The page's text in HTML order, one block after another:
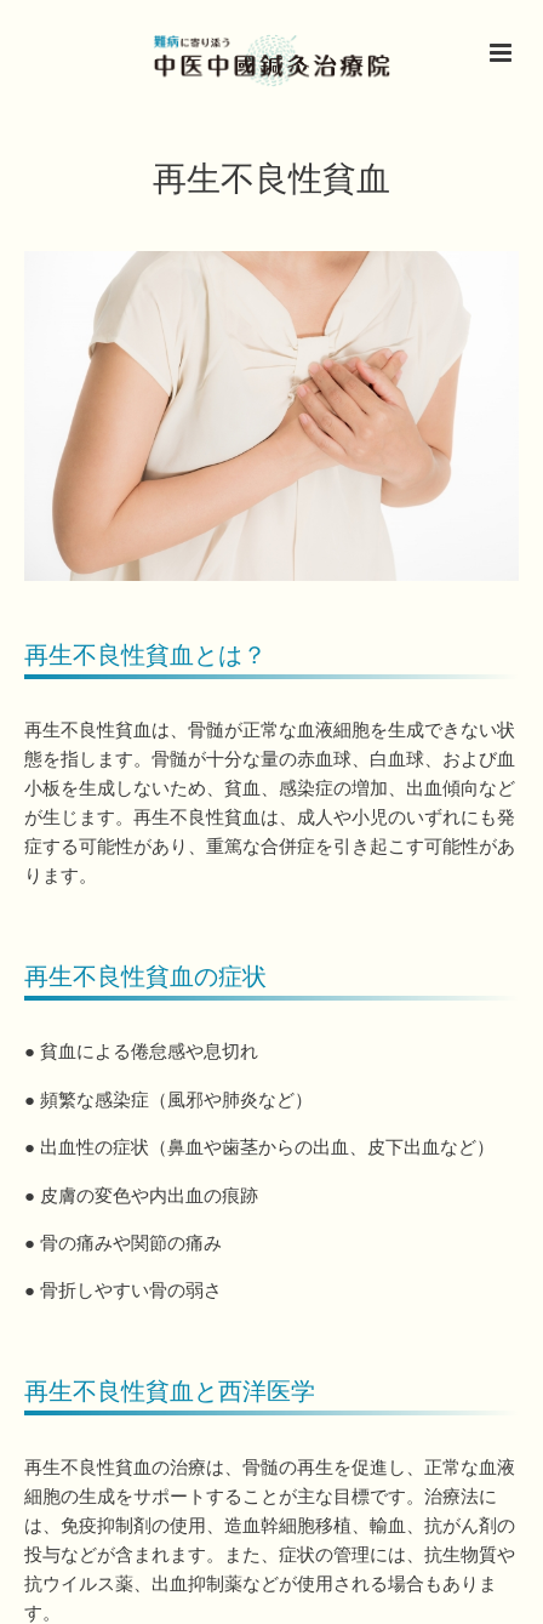
再生不良性貧血
再生不良性貧血とは？
再生不良性貧血は、骨髄が正常な血液細胞を生成できない状
態を指します。骨髄が十分な量の赤血球、白血球、および血
小板を生成しないため、貧血、感染症の増加、出血傾向など
が生じます。再生不良性貧血は、成人や小児のいずれにも発
症する可能性があり、重篤な合併症を引き起こす可能性があ
ります。
再生不良性貧血の症状
● 貧血による倦怠感や息切れ
● 頻繁な感染症（風邪や肺炎など）
● 出血性の症状（鼻血や歯茎からの出血、皮下出血など）
● 皮膚の変色や内出血の痕跡
● 骨の痛みや関節の痛み
● 骨折しやすい骨の弱さ
再生不良性貧血と西洋医学
再生不良性貧血の治療は、骨髄の再生を促進し、正常な血液
細胞の生成をサポートすることが主な目標です。治療法に
は、免疫抑制剤の使用、造血幹細胞移植、輸血、抗がん剤の
投与などが含まれます。また、症状の管理には、抗生物質や
抗ウイルス薬、出血抑制薬などが使用される場合もありま
す。